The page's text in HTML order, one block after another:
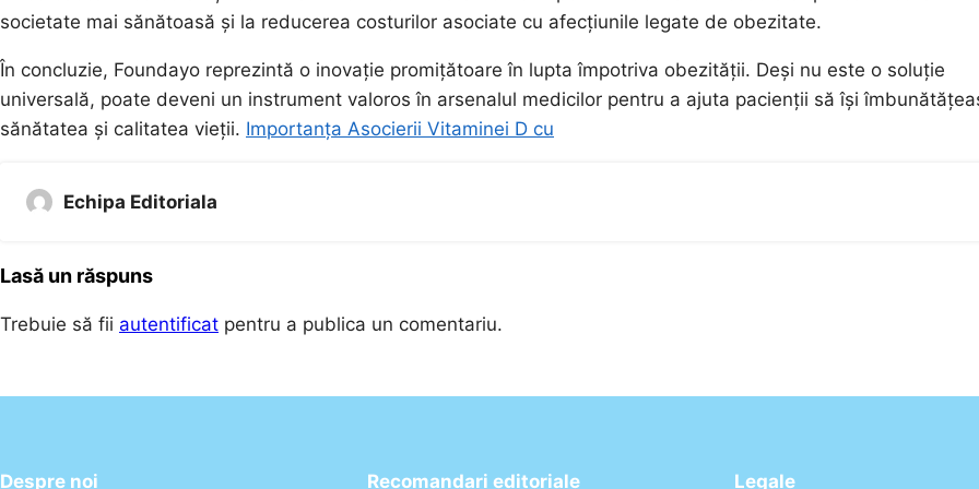
societate mai sănătoasă și la reducerea costurilor asociate cu afecțiunile legate de obezitate.
În concluzie, Foundayo reprezintă o inovație promițătoare în lupta împotriva obezității. Deși nu este o soluție
universală, poate deveni un instrument valoros în arsenalul medicilor pentru a ajuta pacienții să își
sănătatea și calitatea vieții. Importanța Asocierii Vitaminei D cu
Echipa Editoriala
Lasă un răspuns
Trebuie să fii autentificat pentru a publica un comentariu.
Despre noi Recomandari editoriale Legale